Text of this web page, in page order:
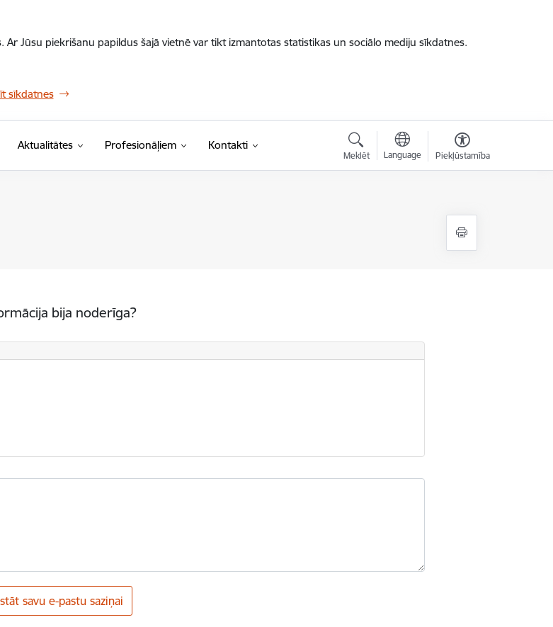
Jūsu piekrišanu papildus šajā vietnē var tikt izmantotas statistikas un sociālo mediju sīkdatnes.
sīkdatnes
Aktualitātes Profesionāļiem Kontakti
Meklēt Language Piekļūstamība
bija noderīga?
savu e-pastu saziņai